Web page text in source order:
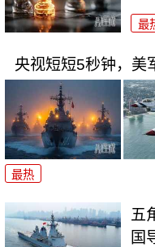
最
央视短短5秒钟，美
最热
五
国